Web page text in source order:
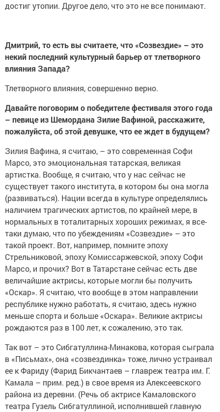
достиг утопии. Другое дело, что это не все понимают.
Дмитрий, то есть вы считаете, что «Созвездие» – это
некий последний культурный барьер от тлетворного
влияния Запада?
Тлетворного влияния, совершенно верно.
Давайте поговорим о победителе фестиваля этого года
– певице из Шемордана Зилие Вафиной, расскажите,
пожалуйста, об этой девушке, что ее ждет в будущем?
Зилия Вафина, я считаю, – это современная Софи
Марсо, это эмоциональная татарская, великая
артистка. Вообще, я считаю, что у нас сейчас не
существует такого института, в котором бы она могла
(развиваться). Нации всегда в культуре определялись
наличием трагических артистов, по крайней мере, в
нормальных в тоталитарных хороших режимах, я все-
таки думаю, что по убеждениям «Созвездие» – это
такой проект. Вот, например, помните эпоху
Стрельниковой, эпоху Комиссаржевской, эпоху Софи
Марсо, и прочих? Вот в Татарстане сейчас есть две
величайшие актрисы, которые могли бы получить
«Оскар». Я считаю, что вообще в этом направлении
республике нужно работать, я считаю, здесь нужно
меньше спорта и больше «Оскара». Великие актрисы
рождаются раз в 100 лет, к сожалению, это так.
Так вот – это Сибгатуллина-Минакова, которая сыграла
в «Письмах», она «созвездинка» тоже, лично устраивал
ее к Фариду (Фарид Бикчантаев – главреж театра им. Г.
Камала – прим. ред.) в свое время из Алексеевского
района из деревни. (Речь об актрисе Камаловского
театра Гузель Сибгатуллиной, исполнившей главную